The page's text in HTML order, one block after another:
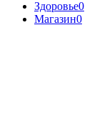
Здоровье0
Магазин0